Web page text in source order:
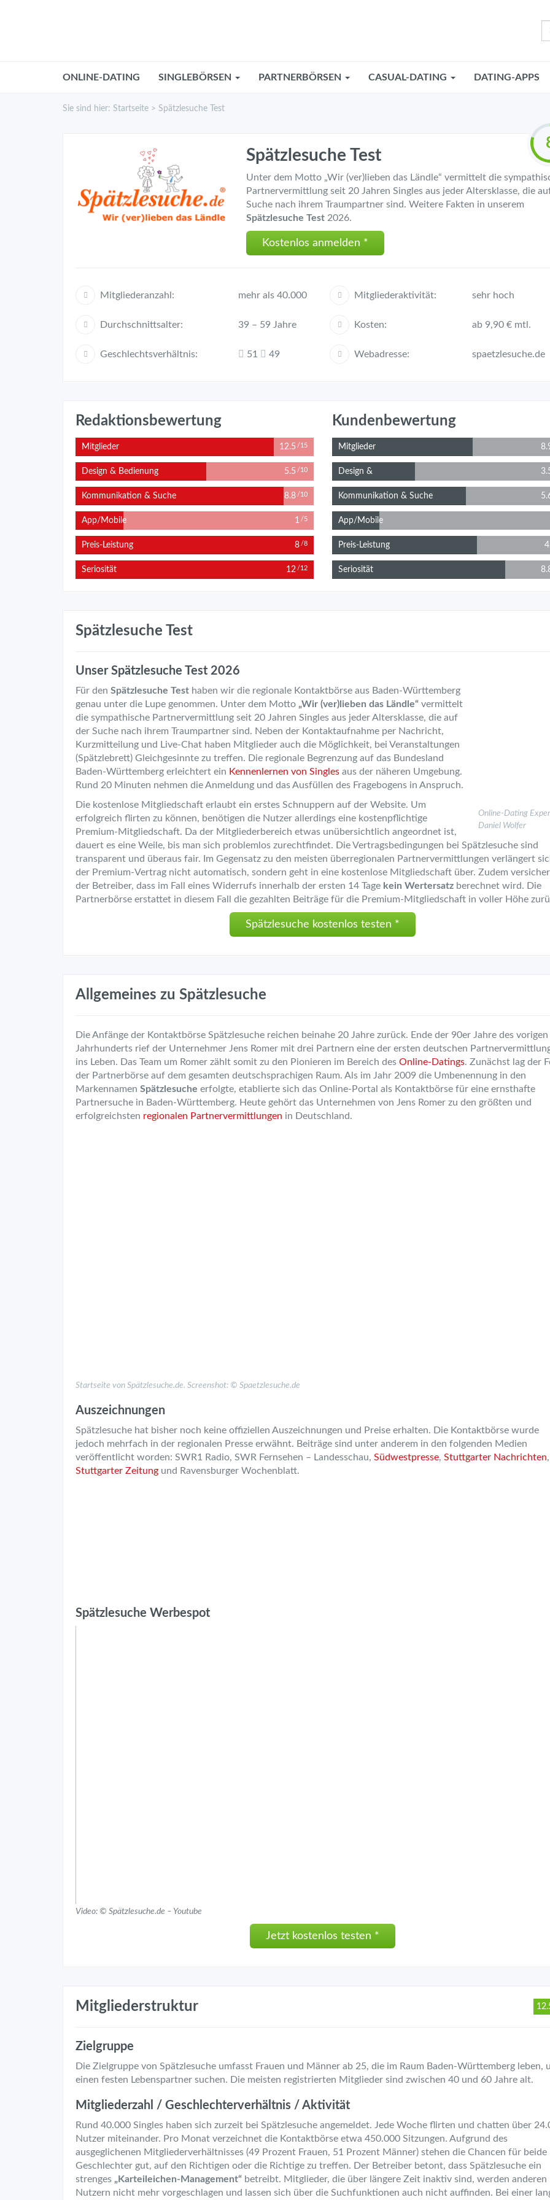
ONLINE-DATING SINGLEBÖRSEN PARTNERBÖRSEN CASUAL-DATING DATING-APPS
Sie sind hier: Startseite > Spätzlesuche Test
Spätzlesuche Test
Unter dem Motto „Wir (ver)lieben das Ländle“ vermittelt die
Partnervermittlung seit 20 Jahren Singles aus jeder Altersklasse, die
Suche nach ihrem Traumpartner sind. Weitere Fakten in unserem
Spätzlesuche Test 2026.
Kostenlos anmelden *
Mitgliederanzahl: mehr als 40.000 Mitgliederaktivität: sehr hoch
Durchschnittsalter: 39 – 59 Jahre Kosten: ab 9,90 € mtl.
Geschlechtsverhältnis: 51 49 Webadresse: spaetzlesuche.de
Redaktionsbewertung
12.5 /15
Mitglieder
5.5 /10
Design & Bedienung
8.8 /10
Kommunikation & Suche
1 /5
App/Mobile
Website
8 /8
Preis-Leistung
12 /12
Seriosität
Kundenbewertung
Mitglieder
Design &
Bedienung
Kommunikation & Suche
App/Mobile
Website
Preis-Leistung
Seriosität
Spätzlesuche Test
Unser Spätzlesuche Test 2026
Online-Dating
Daniel Wolfer
Für den Spätzlesuche Test haben wir die regionale Kontaktbörse aus Baden-Württemberg
genau unter die Lupe genommen. Unter dem Motto „Wir (ver)lieben das Ländle“ vermittelt
die sympathische Partnervermittlung seit 20 Jahren Singles aus jeder Altersklasse, die auf
der Suche nach ihrem Traumpartner sind. Neben der Kontaktaufnahme per Nachricht,
Kurzmitteilung und Live-Chat haben Mitglieder auch die Möglichkeit, bei Veranstaltungen
(Spätzlebrett) Gleichgesinnte zu treffen. Die regionale Begrenzung auf das Bundesland
Baden-Württemberg erleichtert ein Kennenlernen von Singles aus der näheren Umgebung.
Rund 20 Minuten nehmen die Anmeldung und das Ausfüllen des Fragebogens in Anspruch.
Die kostenlose Mitgliedschaft erlaubt ein erstes Schnuppern auf der Website. Um
erfolgreich flirten zu können, benötigen die Nutzer allerdings eine kostenpflichtige
Premium-Mitgliedschaft. Da der Mitgliederbereich etwas unübersichtlich angeordnet ist,
dauert es eine Weile, bis man sich problemlos zurechtfindet. Die Vertragsbedingungen bei Spätzlesuche sind
transparent und überaus fair. Im Gegensatz zu den meisten überregionalen Partnervermittlungen verlängert
der Premium-Vertrag nicht automatisch, sondern geht in eine kostenlose Mitgliedschaft über. Zudem
der Betreiber, dass im Fall eines Widerrufs innerhalb der ersten 14 Tage kein Wertersatz berechnet wird. Die
Partnerbörse erstattet in diesem Fall die gezahlten Beiträge für die Premium-Mitgliedschaft in voller Höhe
Spätzlesuche kostenlos testen *
Allgemeines zu Spätzlesuche
Die Anfänge der Kontaktbörse Spätzlesuche reichen beinahe 20 Jahre zurück. Ende der 90er Jahre des vorigen
Jahrhunderts rief der Unternehmer Jens Romer mit drei Partnern eine der ersten deutschen
ins Leben. Das Team um Romer zählt somit zu den Pionieren im Bereich des Online-Datings. Zunächst lag der
der Partnerbörse auf dem gesamten deutschsprachigen Raum. Als im Jahr 2009 die Umbenennung in den
Markennamen Spätzlesuche erfolgte, etablierte sich das Online-Portal als Kontaktbörse für eine ernsthafte
Partnersuche in Baden-Württemberg. Heute gehört das Unternehmen von Jens Romer zu den größten und
erfolgreichsten regionalen Partnervermittlungen in Deutschland.
Startseite von Spätzlesuche.de. Screenshot: © Spaetzlesuche.de
Auszeichnungen
Spätzlesuche hat bisher noch keine offiziellen Auszeichnungen und Preise erhalten. Die Kontaktbörse wurde
jedoch mehrfach in der regionalen Presse erwähnt. Beiträge sind unter anderem in den folgenden Medien
veröffentlicht worden: SWR1 Radio, SWR Fernsehen – Landesschau, Südwestpresse, Stuttgarter Nachrichten,
Stuttgarter Zeitung und Ravensburger Wochenblatt.
Spätzlesuche Werbespot
Video: © Spätzlesuche.de – Youtube
Jetzt kostenlos testen *
Mitgliederstruktur
Zielgruppe
Die Zielgruppe von Spätzlesuche umfasst Frauen und Männer ab 25, die im Raum Baden-Württemberg leben,
einen festen Lebenspartner suchen. Die meisten registrierten Mitglieder sind zwischen 40 und 60 Jahre alt.
Mitgliederzahl / Geschlechterverhältnis / Aktivität
Rund 40.000 Singles haben sich zurzeit bei Spätzlesuche angemeldet. Jede Woche flirten und chatten über
Nutzer miteinander. Pro Monat verzeichnet die Kontaktbörse etwa 450.000 Sitzungen. Aufgrund des
ausgeglichenen Mitgliederverhältnisses (49 Prozent Frauen, 51 Prozent Männer) stehen die Chancen für beide
Geschlechter gut, auf den Richtigen oder die Richtige zu treffen. Der Betreiber betont, dass Spätzlesuche ein
strenges „Karteileichen-Management“ betreibt. Mitglieder, die über längere Zeit inaktiv sind, werden anderen
Nutzern nicht mehr vorgeschlagen und lassen sich über die Suchfunktionen auch nicht auffinden. Bei einer